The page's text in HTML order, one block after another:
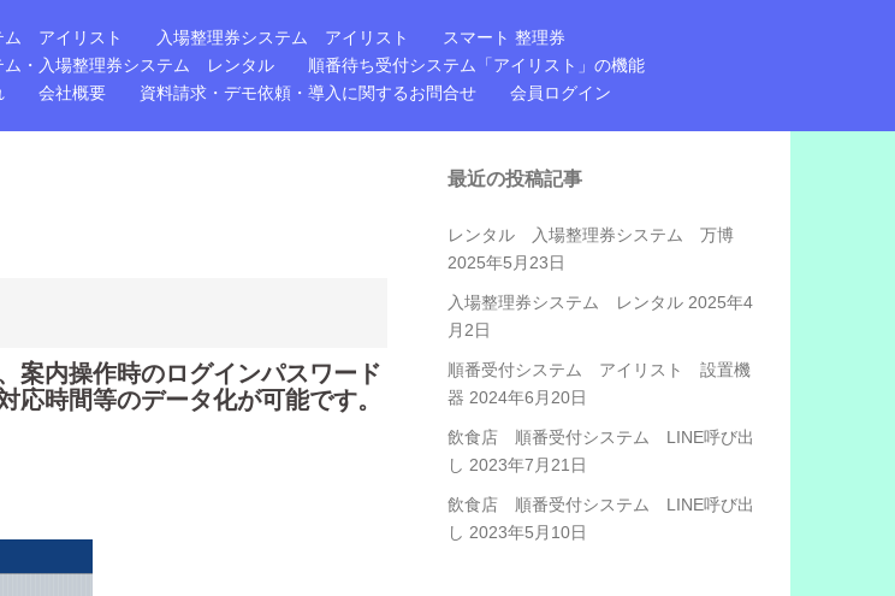
ム アイリスト 入場整理券システム アイリスト
スマート 整理券
ム・入場整理券システム レンタル
順番待ち受付システム「アイリスト」の機能
会社概要 資料請求・デモ依頼・導入に関するお問合せ 会員ログイン
案内操作時のログインパスワード
応時間等のデータ化が可能です。
最近の投稿記事
レンタル 入場整理券システム 万博
2025年5月23日
入場整理券システム レンタル 2025年4
月2日
順番受付システム アイリスト 設置機
器 2024年6月20日
飲食店 順番受付システム LINE呼び出
し 2023年7月21日
飲食店 順番受付システム LINE呼び出
し 2023年5月10日